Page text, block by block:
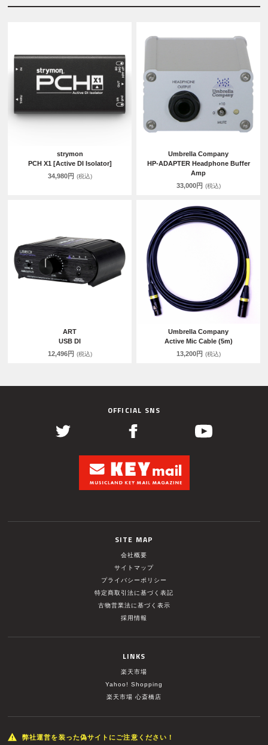
strymon
PCH X1 [Active DI Isolator]
34,980円 (税込)
Umbrella Company
HP-ADAPTER Headphone Buffer
Amp
33,000円 (税込)
ART
USB DI
12,496円 (税込)
Umbrella Company
Active Mic Cable (5m)
13,200円 (税込)
OFFICIAL SNS
SITE MAP
会社概要
サイトマップ
プライバシーポリシー
特定商取引法に基づく表記
古物営業法に基づく表示
採用情報
LINKS
楽天市場
Yahoo! Shopping
楽天市場 心斎橋店
弊社運営を装った偽サイトにご注意ください！